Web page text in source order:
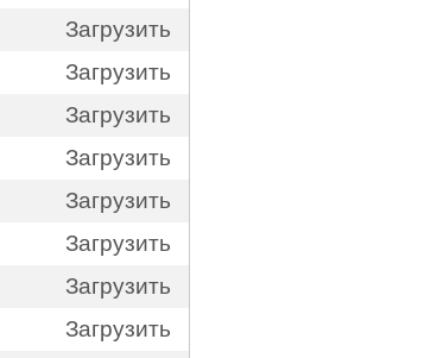
Загрузить
Загрузить
Загрузить
Загрузить
Загрузить
Загрузить
Загрузить
Загрузить